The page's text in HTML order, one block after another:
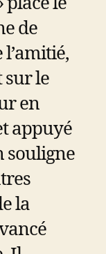
de
l’amitié,
sur le
en
appuyé
souligne
la